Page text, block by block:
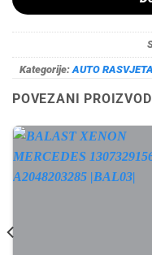
Kategorije: AUTO RASVJETA
POVEZANI